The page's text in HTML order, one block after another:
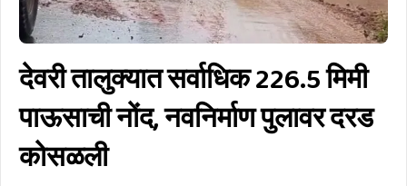
देवरी तालुक्यात सर्वाधिक 226.5 मिमी
पाऊसाची नोंद, नवनिर्माण पुलावर दरड
कोसळली